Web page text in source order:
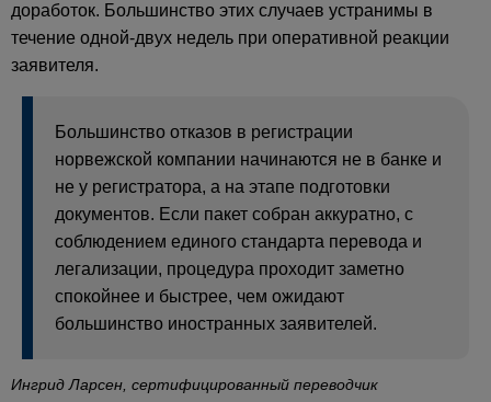
доработок. Большинство этих случаев устранимы в
течение одной-двух недель при оперативной реакции
заявителя.
Большинство отказов в регистрации
норвежской компании начинаются не в банке и
не у регистратора, а на этапе подготовки
документов. Если пакет собран аккуратно, с
соблюдением единого стандарта перевода и
легализации, процедура проходит заметно
спокойнее и быстрее, чем ожидают
большинство иностранных заявителей.
Ингрид Ларсен, сертифицированный переводчик